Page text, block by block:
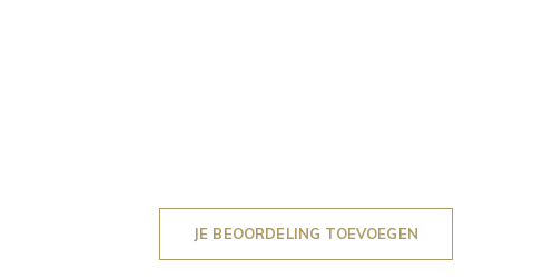
JE BEOORDELING TOEVOEGEN